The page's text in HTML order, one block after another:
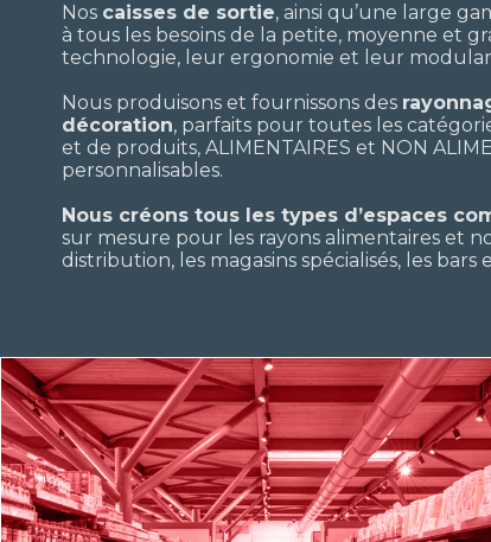
Nos caisses de sortie, ainsi qu’une large
à tous les besoins de la petite, moyenne et
technologie, leur ergonomie et leur
Nous produisons et fournissons des
décoration, parfaits pour toutes les
et de produits, ALIMENTAIRES et NON
personnalisables.
Nous créons tous les types d’espaces
sur mesure pour les rayons alimentaires et
distribution, les magasins spécialisés, les bars